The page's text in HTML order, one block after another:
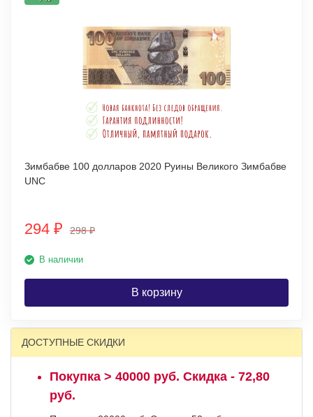
Зимбабве 100 долларов 2020 Руины Великого Зимбабве
UNC
294 ₽ 298₽
В наличии
В корзину
ДОСТУПНЫЕ СКИДКИ
Покупка > 40000 руб. Скидка - 72,80
руб.